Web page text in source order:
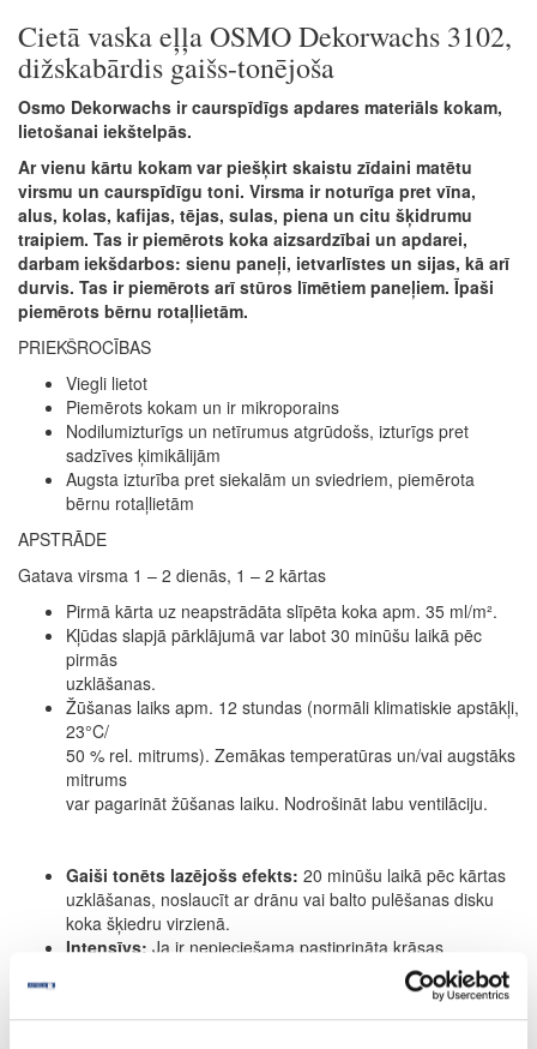
Cietā vaska eļļa OSMO Dekorwachs 3102,
dižskabārdis gaišs-tonējoša
Osmo Dekorwachs ir caurspīdīgs apdares materiāls kokam,
lietošanai iekštelpās.
Ar vienu kārtu kokam var piešķirt skaistu zīdaini matētu
virsmu un caurspīdīgu toni. Virsma ir noturīga pret vīna,
alus, kolas, kafijas, tējas, sulas, piena un citu šķidrumu
traipiem. Tas ir piemērots koka aizsardzībai un apdarei,
darbam iekšdarbos: sienu paneļi, ietvarlīstes un sijas, kā arī
durvis. Tas ir piemērots arī stūros līmētiem paneļiem. Īpaši
piemērots bērnu rotaļlietām.
PRIEKŠROCĪBAS
Viegli lietot
Piemērots kokam un ir mikroporains
Nodilumizturīgs un netīrumus atgrūdošs, izturīgs pret
sadzīves ķimikālijām
Augsta izturība pret siekalām un sviedriem, piemērota
bērnu rotaļlietām
APSTRĀDE
Gatava virsma 1 – 2 dienās, 1 – 2 kārtas
Pirmā kārta uz neapstrādāta slīpēta koka apm. 35 ml/m².
Kļūdas slapjā pārklājumā var labot 30 minūšu laikā pēc
pirmās
uzklāšanas.
Žūšanas laiks apm. 12 stundas (normāli klimatiskie apstākļi,
23°C/
50 % rel. mitrums). Zemākas temperatūras un/vai augstāks
mitrums
var pagarināt žūšanas laiku. Nodrošināt labu ventilāciju.
Gaiši tonēts lazējošs efekts: 20 minūšu laikā pēc kārtas
uzklāšanas, noslaucīt ar drānu vai balto pulēšanas disku
koka šķiedru virzienā.
Intensīvs: Ja ir nepieciešama pastiprināta krāsas
intensitāte, atkārtot procesu. (Tomēr maksimāli uzklāt 2
Kā tonējoša grunts grīdas segumam:žūšanas laiks apm.